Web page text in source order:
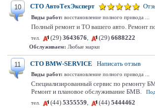
10 СТО АвтоТехЭксперт
Виды работ: восстановление полного привода ...
Полный ремонт и ТО вашего авто. Ремонт
тел.
(29) 3643676, (29) 6688222
Обслуживаем: Любые марки
11 СТО BMW-SERVICE Написать отзыв
Виды работ: восстановление полного привода ...
Специализированный сервис по ремонту
Ремонт и плановое обслуживание БМВ.
тел.
(44) 5355559, (44) 5444462